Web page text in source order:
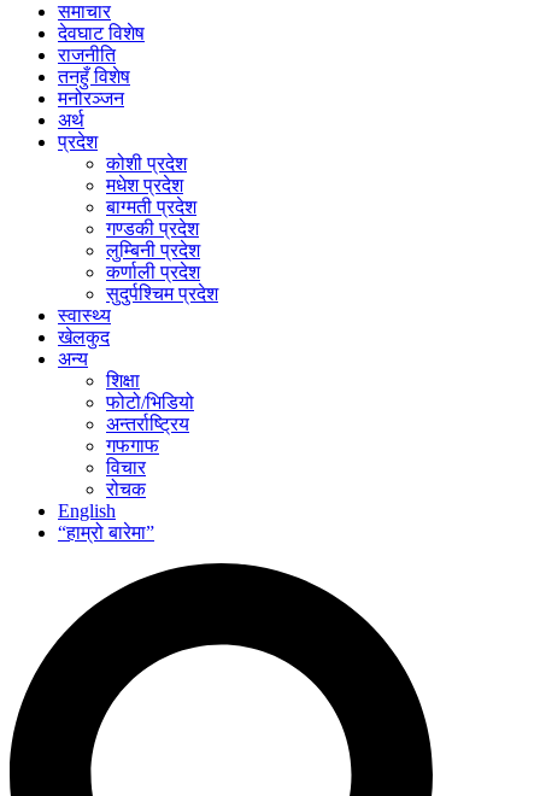
समाचार
देवघाट विशेष
राजनीति
तनहुँ विशेष
मनोरञ्जन
अर्थ
प्रदेश
कोशी प्रदेश
मधेश प्रदेश
बाग्मती प्रदेश
गण्डकी प्रदेश
लुम्बिनी प्रदेश
कर्णाली प्रदेश
सुदुर्पश्चिम प्रदेश
स्वास्थ्य
खेलकुद
अन्य
शिक्षा
फोटो/भिडियो
अन्तर्राष्ट्रिय
गफगाफ
विचार
रोचक
English
“हाम्रो बारेमा”